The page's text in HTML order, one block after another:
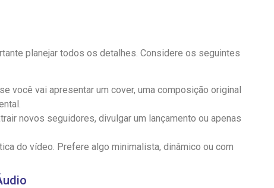
planejar todos os detalhes. Considere os seguintes
você vai apresentar um cover, uma composição original
novos seguidores, divulgar um lançamento ou apenas
do vídeo. Prefere algo minimalista, dinâmico ou com